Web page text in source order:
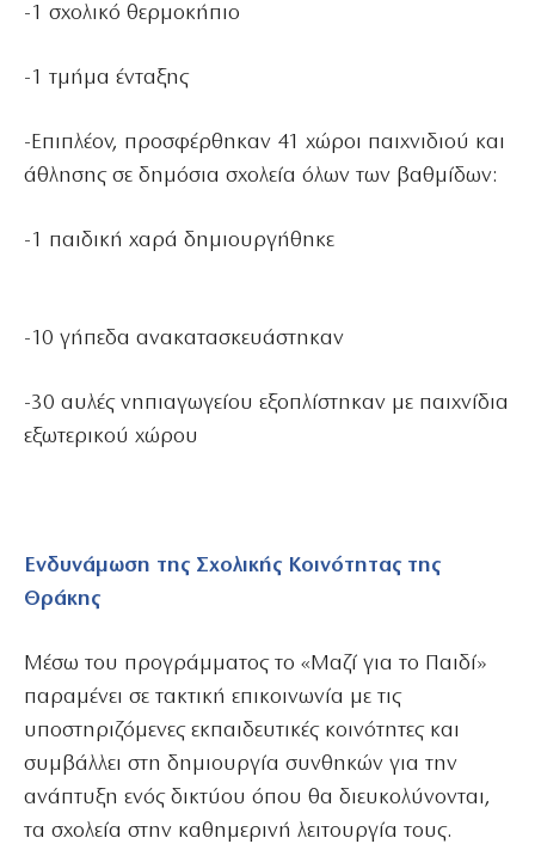
-1 σχολικό θερμοκήπιο
-1 τμήμα ένταξης
-Επιπλέον, προσφέρθηκαν 41 χώροι παιχνιδιού και
άθλησης σε δημόσια σχολεία όλων των βαθμίδων:
-1 παιδική χαρά δημιουργήθηκε
-10 γήπεδα ανακατασκευάστηκαν
-30 αυλές νηπιαγωγείου εξοπλίστηκαν με παιχνίδια
εξωτερικού χώρου
Ενδυνάμωση της Σχολικής Κοινότητας της
Θράκης
Μέσω του προγράμματος το «Μαζί για το Παιδί»
παραμένει σε τακτική επικοινωνία με τις
υποστηριζόμενες εκπαιδευτικές κοινότητες και
συμβάλλει στη δημιουργία συνθηκών για την
ανάπτυξη ενός δικτύου όπου θα διευκολύνονται,
τα σχολεία στην καθημερινή λειτουργία τους.